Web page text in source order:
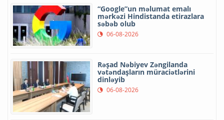
“Google”un məlumat emalı
mərkəzi Hindistanda etirazlara
səbəb olub
06-08-2026
Rəşad Nəbiyev Zəngilanda
vətəndaşların müraciətlərini
dinləyib
06-08-2026